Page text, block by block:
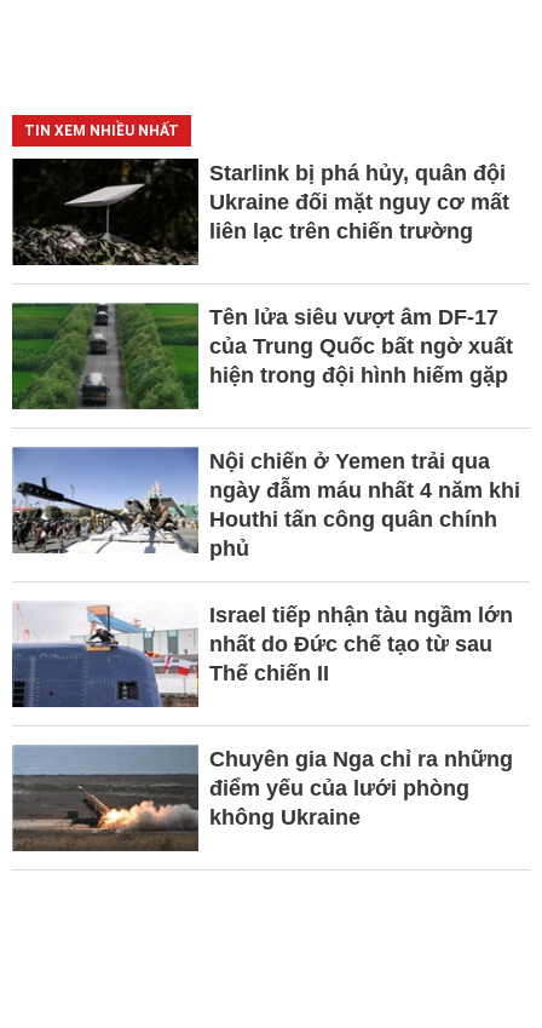
TIN XEM NHIỀU NHẤT
Starlink bị phá hủy, quân đội
Ukraine đối mặt nguy cơ mất
liên lạc trên chiến trường
Tên lửa siêu vượt âm DF-17
của Trung Quốc bất ngờ xuất
hiện trong đội hình hiếm gặp
Nội chiến ở Yemen trải qua
ngày đẫm máu nhất 4 năm khi
Houthi tấn công quân chính
phủ
Israel tiếp nhận tàu ngầm lớn
nhất do Đức chế tạo từ sau
Thế chiến II
Chuyên gia Nga chỉ ra những
điểm yếu của lưới phòng
không Ukraine